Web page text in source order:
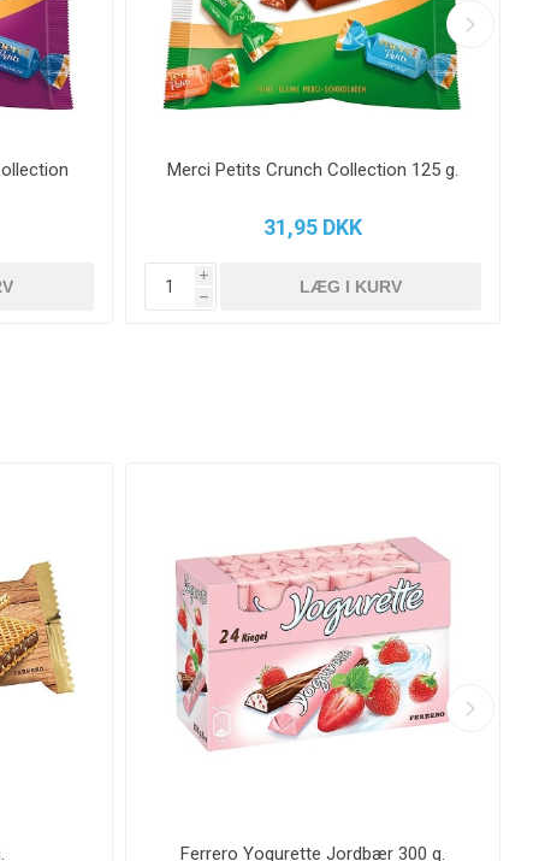
Merci Petits Crunch Collection 125 g.
31,95 DKK
i
h
Ferrero Yogurette Jordbær 300 g.